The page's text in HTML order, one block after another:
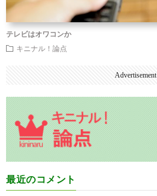
テレビはオワコンか
キニナル！論点
Advertisement
最近のコメント